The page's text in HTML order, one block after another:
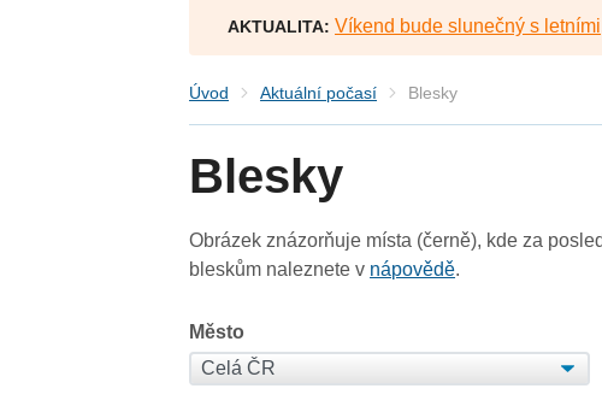
AKTUALITA: Víkend bude slunečný s
Úvod Aktuální počasí Blesky
Blesky
Obrázek znázorňuje místa (černě), kde za
bleskům naleznete v nápovědě.
Město